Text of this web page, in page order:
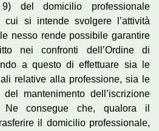
9) del domicilio professionale
cui si intende svolgere l’attività
nesso rende possibile garantire
nei confronti dell’Ordine di
a questo di effettuare sia le
relative alla professione, sia le
mantenimento dell’iscrizione
Ne consegue che, qualora il
il domicilio professionale,